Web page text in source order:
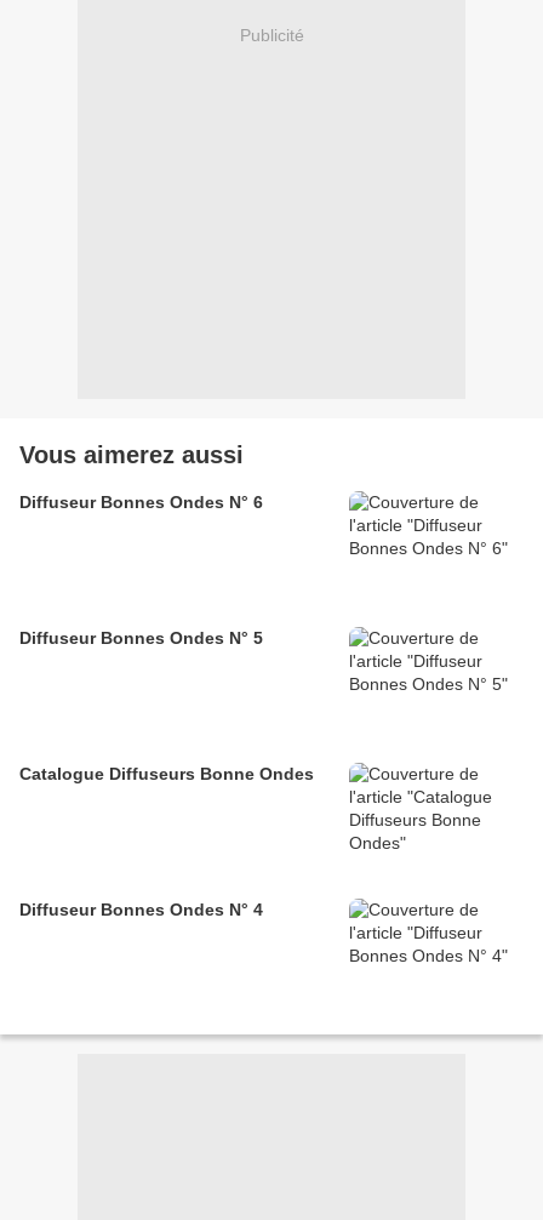
Publicité
Vous aimerez aussi
Diffuseur Bonnes Ondes N° 6
Diffuseur Bonnes Ondes N° 5
Catalogue Diffuseurs Bonne Ondes
Diffuseur Bonnes Ondes N° 4